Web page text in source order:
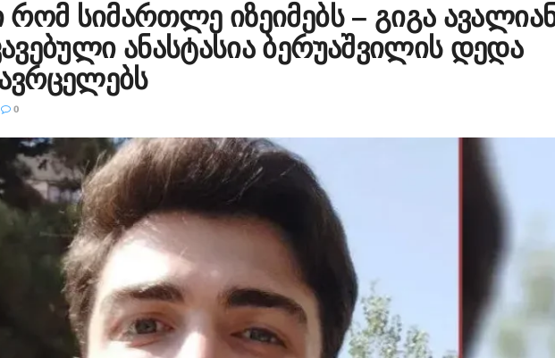
რომ სიმართლე იზეიმებს – გიგა
ანასტასია ბერუაშვილის დედა
0